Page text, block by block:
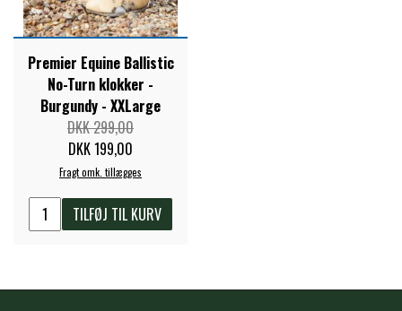
TIMER GPS
WALDHAUSEN
WALSH
Premier Equine Ballistic
No-Turn klokker -
Burgundy - XXLarge
DKK 299,00
DKK 199,00
Fragt omk. tillægges
TILFØJ TIL KURV